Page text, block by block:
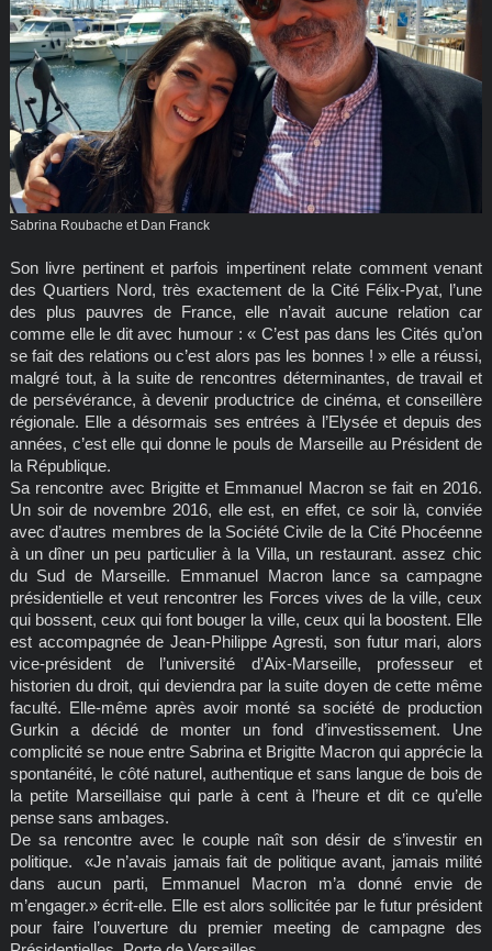
Sabrina Roubache et Dan Franck
Son livre pertinent et parfois impertinent relate comment venant
des Quartiers Nord, très exactement de la Cité Félix-Pyat, l’une
des plus pauvres de France, elle n’avait aucune relation car
comme elle le dit avec humour : « C’est pas dans les Cités qu’on
se fait des relations ou c’est alors pas les bonnes ! » elle a réussi,
malgré tout, à la suite de rencontres déterminantes, de travail et
de persévérance, à devenir productrice de cinéma, et conseillère
régionale. Elle a désormais ses entrées à l’Elysée et depuis des
années, c’est elle qui donne le pouls de Marseille au Président de
la République.
Sa rencontre avec Brigitte et Emmanuel Macron se fait en 2016.
Un soir de novembre 2016, elle est, en effet, ce soir là, conviée
avec d’autres membres de la Société Civile de la Cité Phocéenne
à un dîner un peu particulier à la Villa, un restaurant. assez chic
du Sud de Marseille. Emmanuel Macron lance sa campagne
présidentielle et veut rencontrer les Forces vives de la ville, ceux
qui bossent, ceux qui font bouger la ville, ceux qui la boostent. Elle
est accompagnée de Jean-Philippe Agresti, son futur mari, alors
vice-président de l’université d’Aix-Marseille, professeur et
historien du droit, qui deviendra par la suite doyen de cette même
faculté. Elle-même après avoir monté sa société de production
Gurkin a décidé de monter un fond d’investissement. Une
complicité se noue entre Sabrina et Brigitte Macron qui apprécie la
spontanéité, le côté naturel, authentique et sans langue de bois de
la petite Marseillaise qui parle à cent à l’heure et dit ce qu’elle
pense sans ambages.
De sa rencontre avec le couple naît son désir de s’investir en
politique. «Je n’avais jamais fait de politique avant, jamais milité
dans aucun parti, Emmanuel Macron m’a donné envie de
m’engager.» écrit-elle. Elle est alors sollicitée par le futur président
pour faire l’ouverture du premier meeting de campagne des